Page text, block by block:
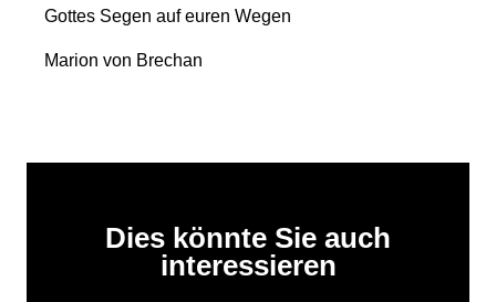
Gottes Segen auf euren Wegen
Marion von Brechan
Dies könnte Sie auch
interessieren